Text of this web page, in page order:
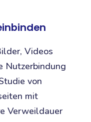
Videos
Nutzerbindung
von
mit
Verweildauer